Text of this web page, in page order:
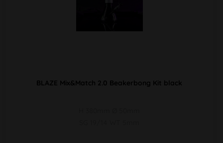
BLAZE Mix&Match 2.0 Beakerbong Kit black